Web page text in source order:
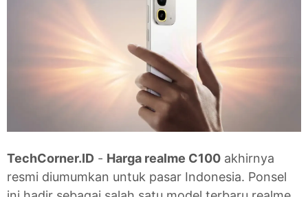
TechCorner.ID - Harga realme C100 akhirnya
resmi diumumkan untuk pasar Indonesia. Ponsel